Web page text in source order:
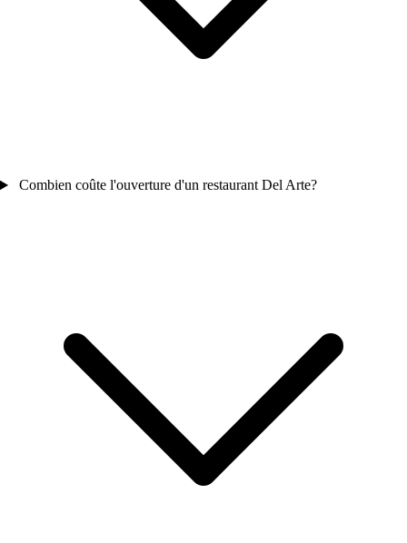
Combien coûte l'ouverture d'un restaurant Del Arte?